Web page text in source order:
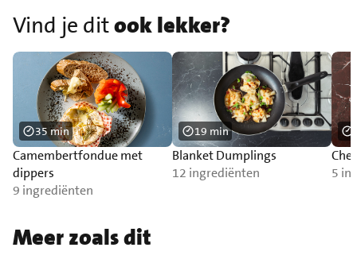
Vind je ditook lekker?
Camembertfondue met
dippers
9 ingrediënten
35 min
Blanket Dumplings
12 ingrediënten
19 min
5
Meer zoals dit